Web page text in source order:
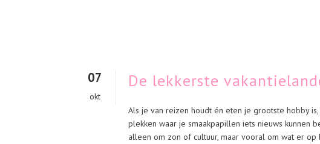
07
okt
De lekkerste
Als je van reizen houdt én eten je grootste hobby
plekken waar je smaakpapillen iets nieuws kunnen
alleen om zon of cultuur, maar vooral om wat er